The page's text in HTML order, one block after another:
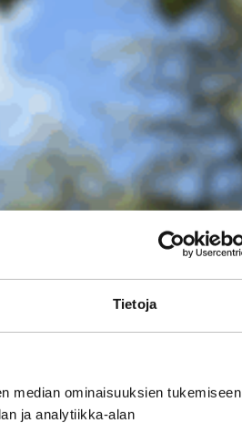
Tietoja
median ominaisuuksien tukemiseen
ja analytiikka-alan